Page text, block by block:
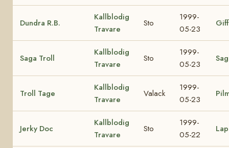
Dundra R.B.
Kallblodig
Travare
Sto
1999-
05-23
Saga Troll
Kallblodig
Travare
Sto
1999-
05-23
Troll Tage
Kallblodig
Travare
Valack
1999-
05-23
Jerky Doc
Kallblodig
Travare
Sto
1999-
05-22